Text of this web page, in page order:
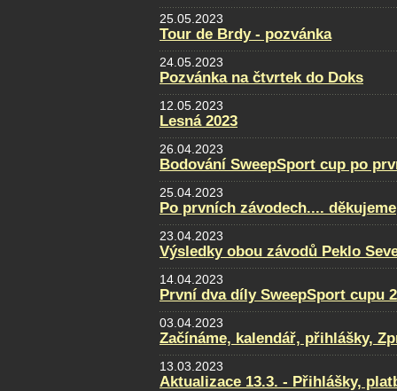
25.05.2023
Tour de Brdy - pozvánka
24.05.2023
Pozvánka na čtvrtek do Doks
12.05.2023
Lesná 2023
26.04.2023
Bodování SweepSport cup po
25.04.2023
Po prvních závodech.... děkujeme
23.04.2023
Výsledky obou závodů Peklo
14.04.2023
První dva díly SweepSport cupu
03.04.2023
Začínáme, kalendář, přihlášky,
13.03.2023
Aktualizace 13.3. - Přihlášky,